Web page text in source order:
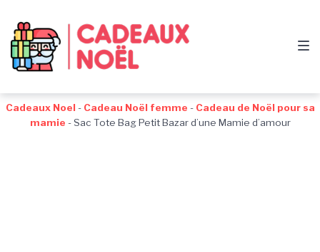
navigation
au
contenu
au
pied
de
Cadeaux Noel - Cadeau Noël femme - Cadeau de Noël pour sa
mamie -Sac Tote Bag Petit Bazar d’une Mamie d’amour